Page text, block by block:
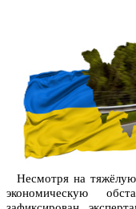
Несмотря на
экономическую